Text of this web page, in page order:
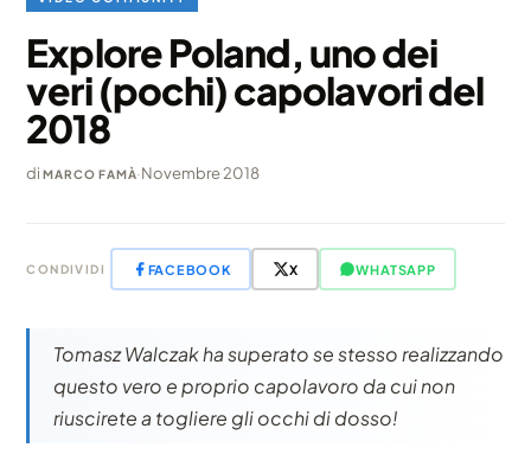
Explore Poland, uno dei
veri (pochi) capolavori del
2018
diMARCO FAMÀ·Novembre 2018
CONDIVIDI FACEBOOK X WHATSAPP
Tomasz Walczak ha superato se stesso realizzando
questo vero e proprio capolavoro da cui non
riuscirete a togliere gli occhi di dosso!